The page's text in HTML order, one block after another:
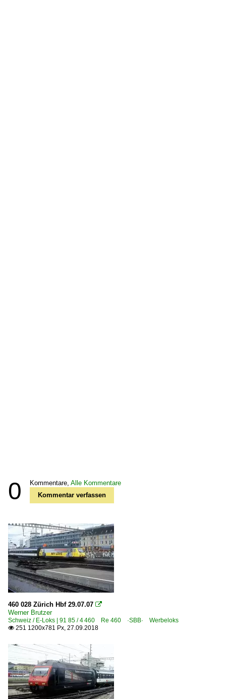
0 Kommentare, Alle Kommentare
Kommentar verfassen
460 028 Zürich Hbf 29.07.07 
Werner Brutzer
Schweiz / E-Loks | 91 85 / 4 460 Re 460 ·SBB· Werbeloks
 251 1200x781 Px, 27.09.2018